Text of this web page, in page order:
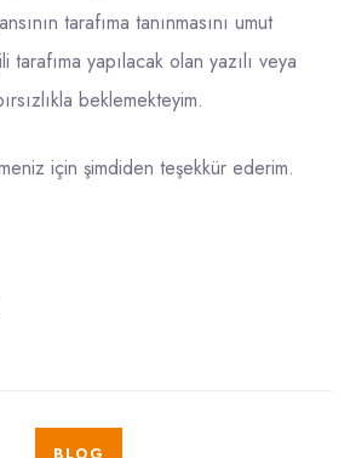
tarafıma tanınmasını umut
yapılacak olan yazılı veya
beklemekteyim.
için şimdiden teşekkür ederim.